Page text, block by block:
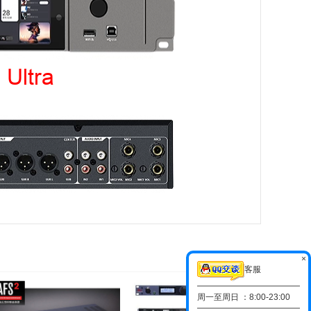
×
客服
周一至周日 ：8:00-23:00